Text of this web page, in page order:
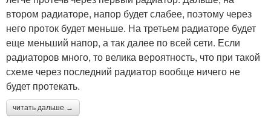
втором радиаторе, напор будет слабее, поэтому через
него проток будет меньше. На третьем радиаторе будет
еще меньший напор, а так далее по всей сети. Если
радиаторов много, то велика вероятность, что при такой
схеме через последний радиатор вообще ничего не
будет протекать.
читать дальше →